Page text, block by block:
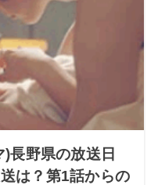
長野県の放送日
は？第1話からの